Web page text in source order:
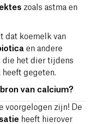
zoals astma en
dat koemelk van
en andere
die het dier tijdens
heeft gegeten.
van calcium?
voorgelogen zijn! De
heeft hierover